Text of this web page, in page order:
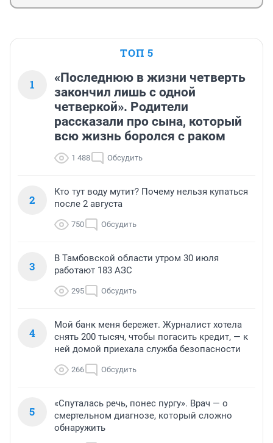
ТОП 5
1
«Последнюю в жизни четверть
закончил лишь с одной
четверкой». Родители
рассказали про сына, который
всю жизнь боролся с раком
1 488 Обсудить
2
Кто тут воду мутит? Почему нельзя купаться
после 2 августа
750 Обсудить
3
В Тамбовской области утром 30 июля
работают 183 АЗС
295 Обсудить
4
Мой банк меня бережет. Журналист хотела
снять 200 тысяч, чтобы погасить кредит, — к
ней домой приехала служба безопасности
266 Обсудить
5
«Спуталась речь, понес пургу». Врач — о
смертельном диагнозе, который сложно
обнаружить